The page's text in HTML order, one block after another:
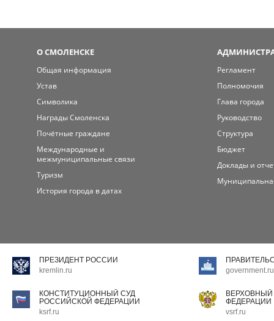
О СМОЛЕНСКЕ
Общая информация
Устав
Символика
Награды Смоленска
Почётные граждане
Международные и
межмуниципальные связи
Туризм
История города в датах
Регламент
Полномочия
Глава города
Руководство
Структура
Бюджет
Доклады и
ПРЕЗИДЕНТ РОССИИ
kremlin.ru
government.ru
КОНСТИТУЦИОННЫЙ СУД
РОССИЙСКОЙ ФЕДЕРАЦИИ
ksrf.ru
ФЕДЕРАЦИИ
vsrf.ru